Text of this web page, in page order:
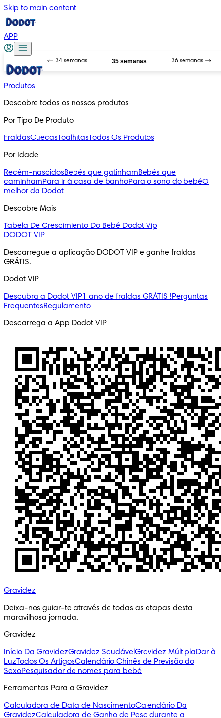
Skip to main content
APP
Produtos
Descobre todos os nossos produtos
Por Tipo De Produto
FraldasCuecasToalhitasTodos Os Produtos
Por Idade
Recém-nascidosBebés que gatinhamBebés que
caminhamPara ir à casa de banhoPara o sono do bebéO
melhor da Dodot
Descobre Mais
Tabela De Crescimiento Do Bebé Dodot Vip
DODOT VIP
Descarregue a aplicação DODOT VIP e ganhe fraldas
GRÁTIS.
Dodot VIP
Descubra a Dodot VIP1 ano de fraldas GRÁTIS !Perguntas
FrequentesRegulamento
Descarrega a App Dodot VIP
Gravidez
Deixa-nos guiar-te através de todas as etapas desta
maravilhosa jornada.
Gravidez
Início Da GravidezGravidez SaudávelGravidez MúltiplaDar à
LuzTodos Os ArtigosCalendário Chinês de Previsão do
SexoPesquisador de nomes para bebé
Ferramentas Para a Gravidez
Calculadora de Data de NascimentoCalendário Da
GravidezCalculadora de Ganho de Peso durante a
34 semanas 35 semanas 36 semanas